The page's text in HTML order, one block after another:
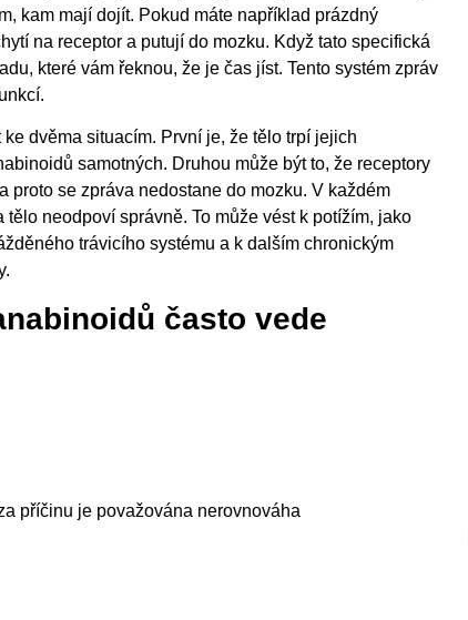
kam mají dojít. Pokud máte například prázdný
na receptor a putují do mozku. Když tato specifická
které vám řeknou, že je čas jíst. Tento systém zpráv
dvěma situacím. První je, že tělo trpí jejich
samotných. Druhou může být to, že receptory
proto se zpráva nedostane do mozku. V každém
neodpoví správně. To může vést k potížím, jako
trávicího systému a k dalším chronickým
často vede
příčinu je považována nerovnováha